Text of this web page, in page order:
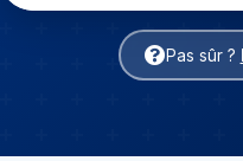
Pas sûr ?